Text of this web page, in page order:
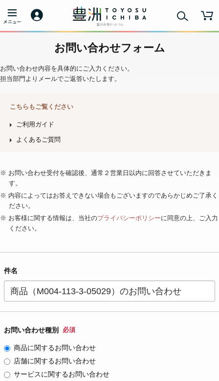
お問い合わせフォーム
お問い合わせ内容を具体的にご入力ください。
担当部門よりメールでご返答いたします。
こちらもご覧ください
ご利用ガイド
よくあるご質問
※ お問い合わせ受付を確認後、通常２営業日以内に回答させていただきま
す。
※ 内容によってはお答えできない場合もございますのであらかじめご了承く
ださい。
※ お客様に関する情報は、当社のプライバシーポリシーに同意の上、ご入力
ください。
件名
お問い合わせ種別 必須
商品に関するお問い合わせ
店舗に関するお問い合わせ
サービスに関するお問い合わせ